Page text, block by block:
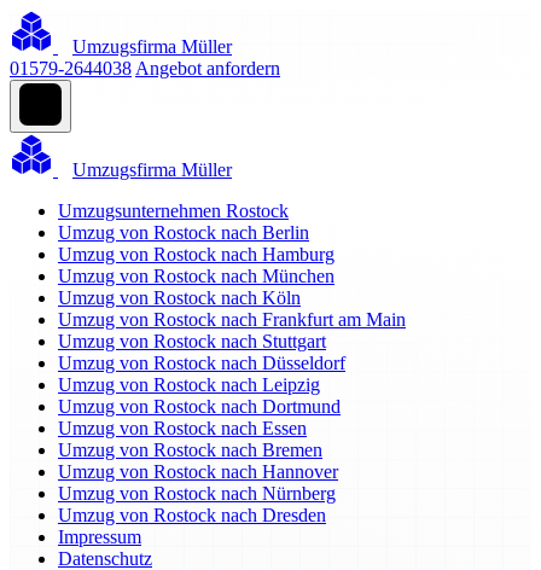
Umzugsfirma Müller
01579-2644038 Angebot anfordern
Umzugsfirma Müller
Umzugsunternehmen Rostock
Umzug von Rostock nach Berlin
Umzug von Rostock nach Hamburg
Umzug von Rostock nach München
Umzug von Rostock nach Köln
Umzug von Rostock nach Frankfurt am Main
Umzug von Rostock nach Stuttgart
Umzug von Rostock nach Düsseldorf
Umzug von Rostock nach Leipzig
Umzug von Rostock nach Dortmund
Umzug von Rostock nach Essen
Umzug von Rostock nach Bremen
Umzug von Rostock nach Hannover
Umzug von Rostock nach Nürnberg
Umzug von Rostock nach Dresden
Impressum
Datenschutz